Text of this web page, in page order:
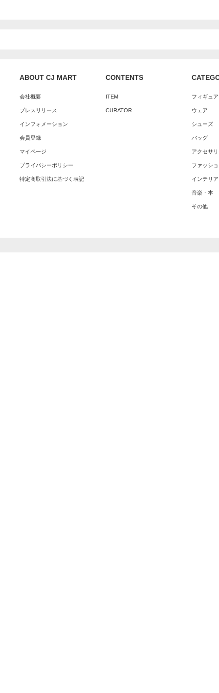
ABOUT CJ MART
会社概要
プレスリリース
インフォメーション
会員登録
マイページ
プライバシーポリシー
特定商取引法に基づく表記
CONTENTS
ITEM
CURATOR
フィギュ
ウェア
シューズ
バッグ
アクセサ
ファッシ
インテリア
音楽・本
その他